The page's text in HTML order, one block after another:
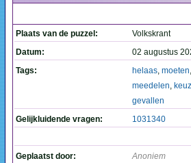
Plaats van de puzzel:
Volkskrant
Datum:
02 augustus
Tags:
helaas, moeten,
meedelen,
gevallen
Gelijkluidende vragen:
1031340
Geplaatst door: Anoniem